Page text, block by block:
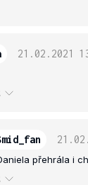
21.02.2021
přehrála i